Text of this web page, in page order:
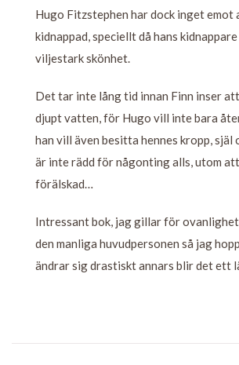
Hugo Fitzstephen har dock inget emot
kidnappad, speciellt då hans
viljestark skönhet.
Det tar inte lång tid innan Finn inser
djupt vatten, för Hugo vill inte bara
han vill även besitta hennes kropp, själ
är inte rädd för någonting alls, utom
förälskad…
Intressant bok, jag gillar för
den manliga huvudpersonen så jag
ändrar sig drastiskt annars blir det ett